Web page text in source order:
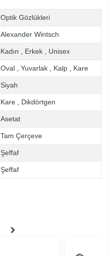
Optik Gözlükleri
Alexander Wintsch
Kadın Erkek Unisex
Oval Yuvarlak Kalp Kare
Siyah
Kare Dikdörtgen
Asetat
Tam Çerçeve
Şeffaf
Şeffaf